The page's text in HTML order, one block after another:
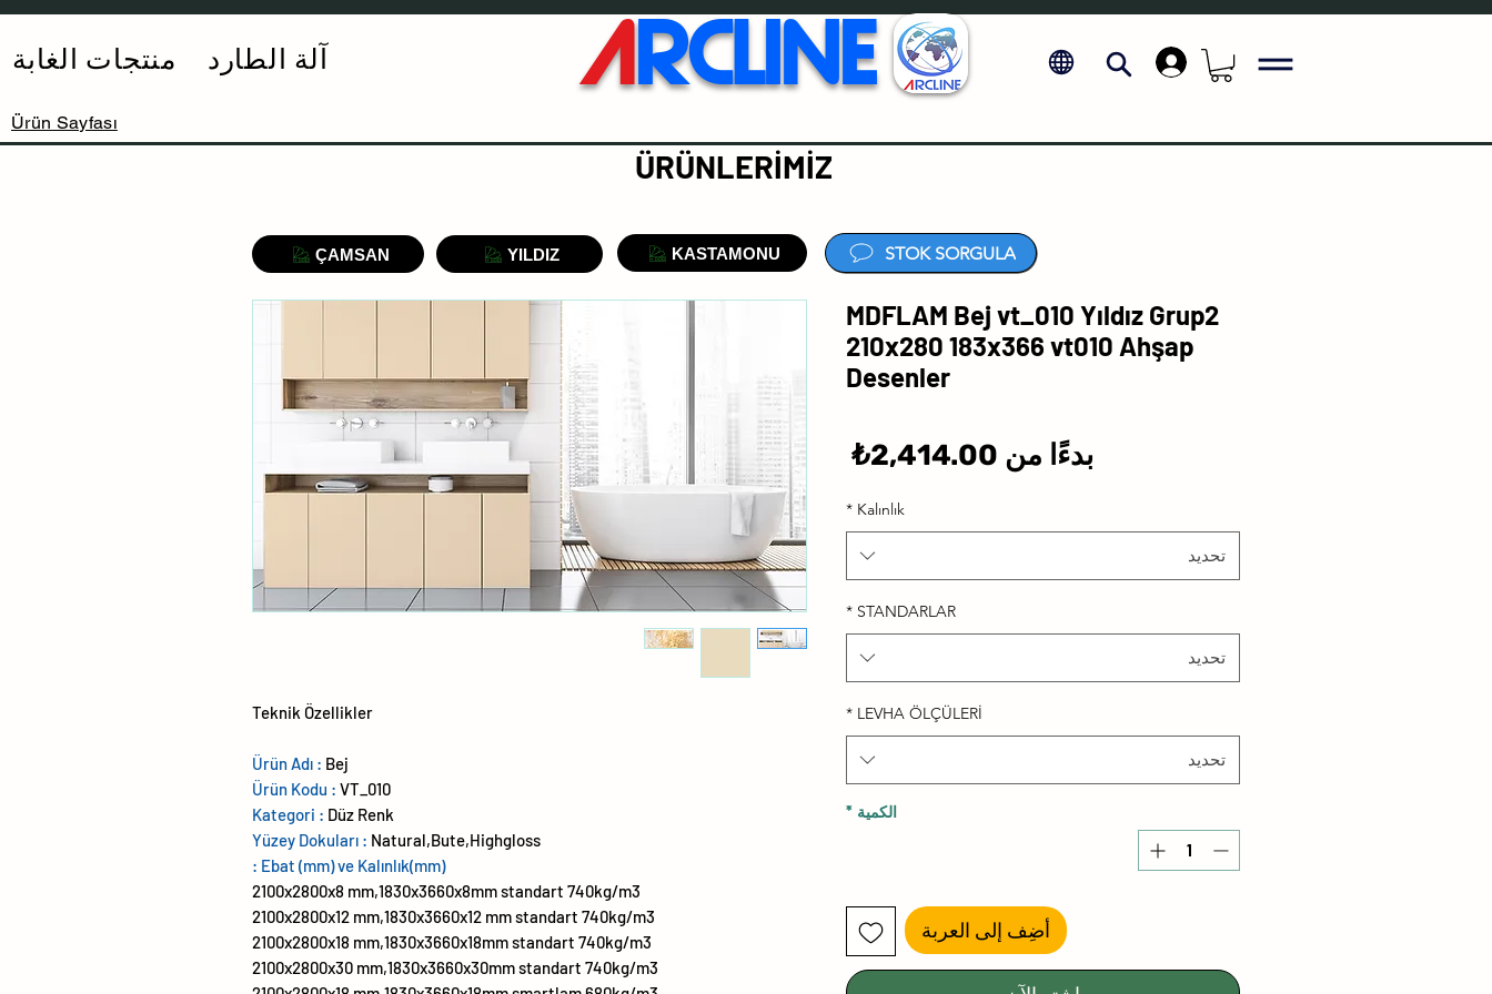
منتجات الغابة آلة الطارد ARCLINE .
Ürün Sayfası
Teknik Özellikler
Ürün Adı : Bej
Ürün Kodu : VT_010
Kategori : Düz Renk
Yüzey Dokuları : Natural,Bute,Highgloss
Ebat (mm) ve Kalınlık(mm) :
2100x2800x8 mm,1830x3660x8mm standart 740kg/m3
2100x2800x12 mm,1830x3660x12 mm standart 740kg/m3
2100x2800x18 mm,1830x3660x18mm standart 740kg/m3
2100x2800x30 mm,1830x3660x30mm standart 740kg/m3
MDFLAM Bej vt_010 Yıldız Grup2
210x280 183x366 vt010 Ahşap
Desenler
بدءًا من 2,414.00₺ سعر
البيع
Kalınlık
*
تحديد
STANDARLAR
*
تحديد
LEVHA ÖLÇÜLERİ
*
تحديد
الكمية *
أضِف إلى العربة
ÇAMSAN YILDIZ KASTAMONU
ÜRÜNLERİMİZ
STOK SORGULA